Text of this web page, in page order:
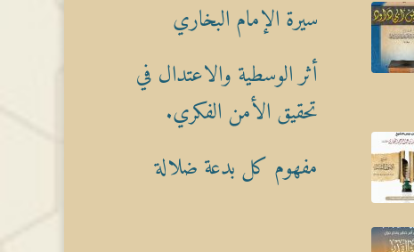
سيرة الإمام البخاري
أثر الوسطية والاعتدال في
تحقيق الأمن الفكري.
مفهوم كل بدعة ضلالة